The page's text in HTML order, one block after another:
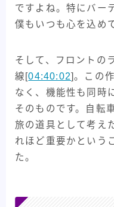
ですよね。特にバー
僕もいつも心を込め
そして、フロントの
線[04:40:02]。この
なく、機能性も同時
そのものです。自転
旅の道具として考え
れほど重要かという
た。